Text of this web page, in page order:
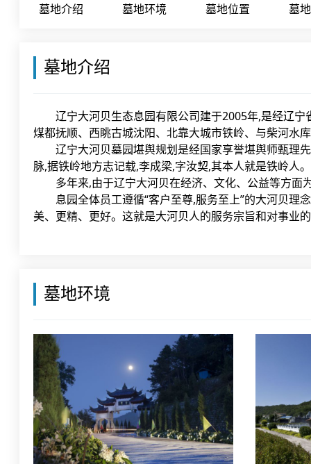
墓地介绍 墓地环境 墓地位置 墓
墓地介绍
辽宁大河贝生态息园有限公司建于2005年,是经辽宁
煤都抚顺、西眺古城沈阳、北靠大城市铁岭、与柴河水
辽宁大河贝墓园堪舆规划是经国家享誉堪舆师甄理先
脉,据铁岭地方志记载,李成梁,字汝契,其本人就是铁岭人
多年来,由于辽宁大河贝在经济、文化、公益等方面为
息园全体员工遵循“客户至尊,服务至上”的大河贝理
美、更精、更好。这就是大河贝人的服务宗旨和对事业
墓地环境